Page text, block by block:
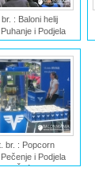
br. : Baloni helij
i Podjela
balona
br. : Popcorn
i Podjela
i Šećerne Pjene